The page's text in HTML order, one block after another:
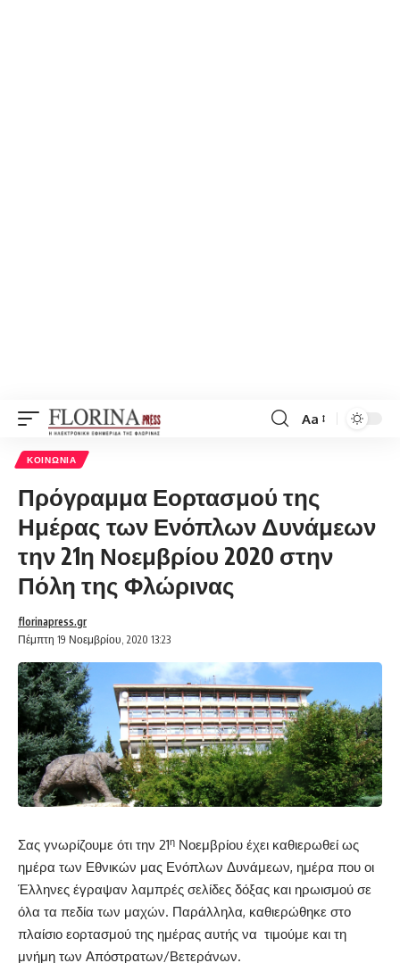
Font
Aa
ΚΟΙΝΩΝΊΑ
Πρόγραμμα Εορτασμού της
Ημέρας των Ενόπλων Δυνάμεων
την 21η Νοεμβρίου 2020 στην
Πόλη της Φλώρινας
Πέμπτη 19 Νοεμβρίου, 2020 13:23
florinapress.gr
Σας γνωρίζουμε ότι την 21η Νοεμβρίου έχει καθιερωθεί ως
ημέρα των Εθνικών μας Ενόπλων Δυνάμεων, ημέρα που οι
Έλληνες έγραψαν λαμπρές σελίδες δόξας και ηρωισμού σε
όλα τα πεδία των μαχών. Παράλληλα, καθιερώθηκε στο
πλαίσιο εορτασμού της ημέρας αυτής να τιμούμε και τη
μνήμη των Απόστρατων/Βετεράνων.